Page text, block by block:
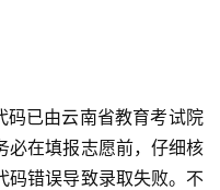
必在填报志愿前，仔细核
码错误导致录取失败。不